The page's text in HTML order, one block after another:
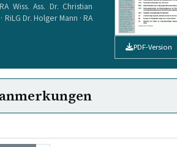
Wiss. Ass. Dr. Christian
Dr. Holger Mann · RA
PDF-Version